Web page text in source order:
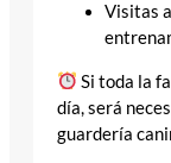
Visitas
Si toda la
día, será
guardería